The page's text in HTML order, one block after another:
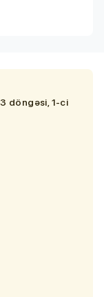
döngəsi, 1-ci